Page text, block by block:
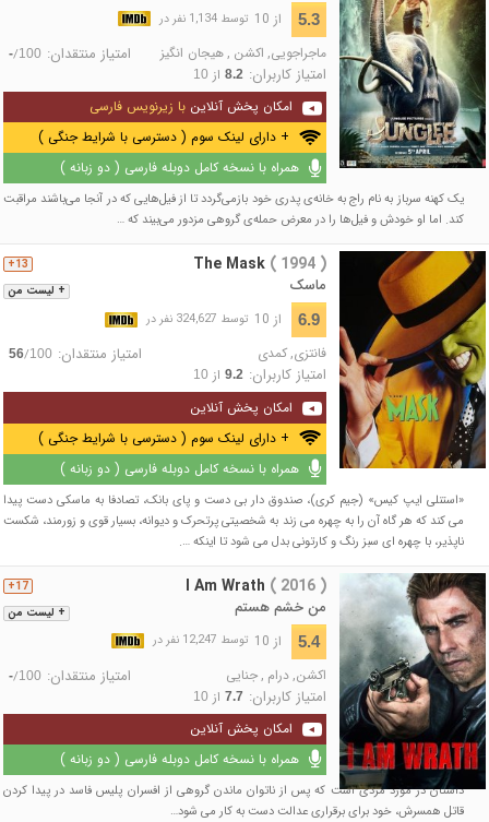
5.3 از 10 توسط 1,134 نفر در
ماجراجویی, اکشن ,هیجان انگیز امتیاز منتقدان: -/100
امتیاز کاربران: 8.2از 10
امکان پخش آنلاین با زیرنویس فارسی
+ دارای لینک سوم ( دسترسی با شرایط جنگی )
همراه با نسخه کامل دوبله فارسی ( دو زبانه )
یک کهنه سرباز به نام راج به خانه‌ی پدری خود بازمی‌گردد تا از فیل‌هایی که در آنجا می‌باشند مراقبت
کند. اما او خودش و فیل‌ها را در معرض حمله‌ی گروهی مزدور می‌بیند که …
+ لیست من
13+ The Mask ( 1994 )
ماسک
6.9 از 10 توسط 324,627 نفر در
فانتزی,کمدی امتیاز منتقدان: 56/100
امتیاز کاربران: 9.2از 10
امکان پخش آنلاین
+ دارای لینک سوم ( دسترسی با شرایط جنگی )
همراه با نسخه کامل دوبله فارسی ( دو زبانه )
«استنلی ایپ کیس» (جیم کری)، صندوق دار بی دست و پای بانک، تصادفا به ماسکی دست پیدا
می کند که هر گاه آن را به چهره می زند به شخصیتی پرتحرک و دیوانه، بسیار قوی و زورمند، شکست
ناپذیر، با چهره ای سبز رنگ و کارتونی بدل می شود تا اینکه ….
+ لیست من
17+ I Am Wrath ( 2016 )
من خشم هستم
5.4 از 10 توسط 12,247 نفر در
اکشن, درام , جنایی امتیاز منتقدان: -/100
امتیاز کاربران: 7.7از 10
امکان پخش آنلاین
همراه با نسخه کامل دوبله فارسی ( دو زبانه )
داستان در مورد مردی است که پس از ناتوان ماندن گروهی از افسران پلیس فاسد در پیدا کردن
قاتل همسرش، خود برای برقراری عدالت دست به کار می شود…